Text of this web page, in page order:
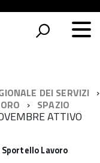
DEI SERVIZI
SPAZIO
ATTIVO
Lavoro